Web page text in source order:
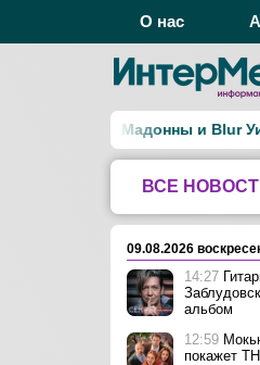
О нас
альбомов Мадонны и Blur
ВСЕ
09.08.2026
14:27
альбом
12:59
покажет